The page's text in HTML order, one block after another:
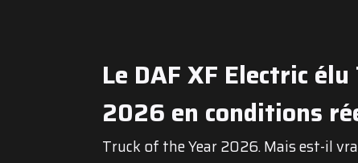
Le DAF XF Electric
2026 en conditions
Truck of the Year 2026. Mais est-il